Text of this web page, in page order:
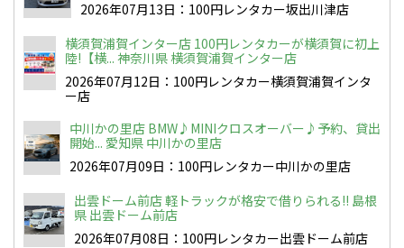
2026年07月13日：100円レンタカー坂出川津店
横須賀浦賀インター店 100円レンタカーが横須賀に初上
陸!【横... 神奈川県 横須賀浦賀インター店
2026年07月12日：100円レンタカー横須賀浦賀インタ
ー店
中川かの里店 BMW♪MINIクロスオーバー♪予約、貸出
開始... 愛知県 中川かの里店
2026年07月09日：100円レンタカー中川かの里店
出雲ドーム前店 軽トラックが格安で借りられる!! 島根
県 出雲ドーム前店
2026年07月08日：100円レンタカー出雲ドーム前店